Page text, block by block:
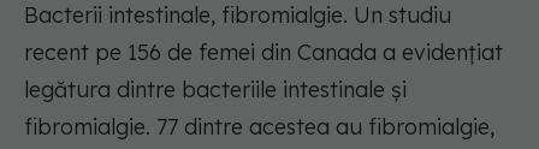
Bacterii intestinale, fibromialgie. Un studiu
recent pe 156 de femei din Canada a evidențiat
legătura dintre bacteriile intestinale și
fibromialgie. 77 dintre acestea au fibromialgie,